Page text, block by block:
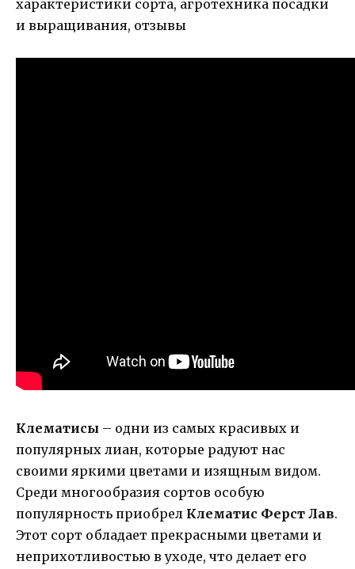
Клематисы – одни из самых красивых и
популярных лиан, которые радуют нас
своими яркими цветами и изящным видом.
Среди многообразия сортов особую
популярность приобрел Клематис Ферст Лав.
Этот сорт обладает прекрасными цветами и
неприхотливостью в уходе, что делает его